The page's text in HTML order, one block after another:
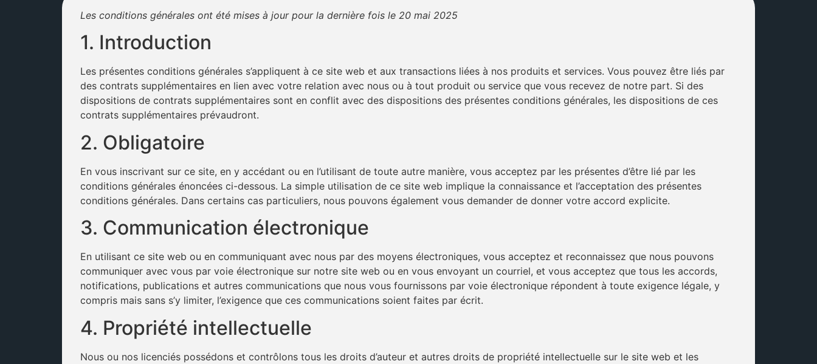
Les conditions générales ont été mises à jour pour la dernière fois le 20 mai 2025
1. Introduction
Les présentes conditions générales s’appliquent à ce site web et aux transactions liées à nos produits et services. Vous pouvez être liés par
des contrats supplémentaires en lien avec votre relation avec nous ou à tout produit ou service que vous recevez de notre part. Si des
dispositions de contrats supplémentaires sont en conflit avec des dispositions des présentes conditions générales, les dispositions de ces
contrats supplémentaires prévaudront.
2. Obligatoire
En vous inscrivant sur ce site, en y accédant ou en l’utilisant de toute autre manière, vous acceptez par les présentes d’être lié par les
conditions générales énoncées ci-dessous. La simple utilisation de ce site web implique la connaissance et l’acceptation des présentes
conditions générales. Dans certains cas particuliers, nous pouvons également vous demander de donner votre accord explicite.
3. Communication électronique
En utilisant ce site web ou en communiquant avec nous par des moyens électroniques, vous acceptez et reconnaissez que nous pouvons
communiquer avec vous par voie électronique sur notre site web ou en vous envoyant un courriel, et vous acceptez que tous les accords,
notifications, publications et autres communications que nous vous fournissons par voie électronique répondent à toute exigence légale, y
compris mais sans s’y limiter, l’exigence que ces communications soient faites par écrit.
4. Propriété intellectuelle
Nous ou nos licenciés possédons et contrôlons tous les droits d’auteur et autres droits de propriété intellectuelle sur le site web et les